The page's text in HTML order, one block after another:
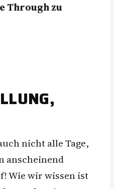
Through zu
nicht alle Tage,
anscheinend
Wie wir wissen ist